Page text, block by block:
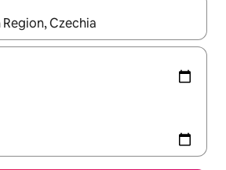
estiverem disponíveis, explore-os